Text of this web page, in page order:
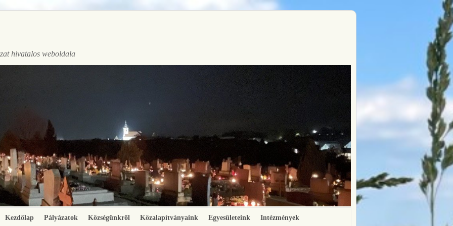
hivatalos weboldala
Kezdőlap Pályázatok Községünkről Közalapítványaink Egyesületeink Intézmények